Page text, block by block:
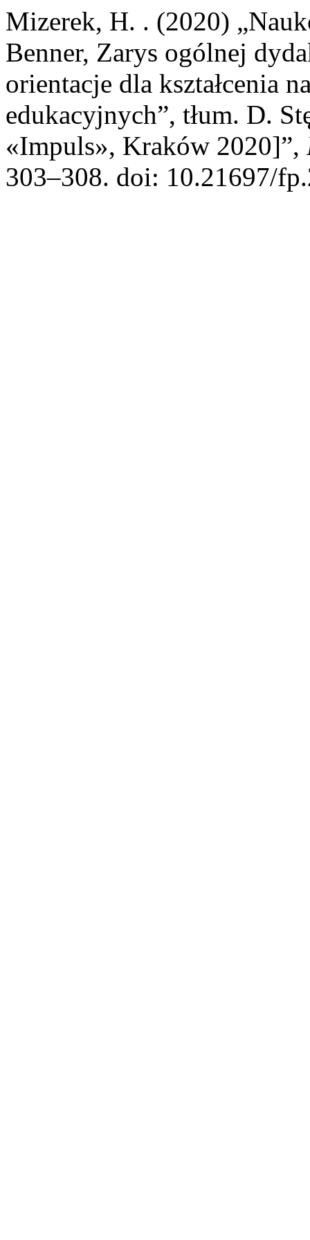
Mizerek, H. . (2020)
Benner, Zarys ogólnej
orientacje dla kształcenia
edukacyjnych”, tłum. D.
«Impuls», Kraków 2020]”,
303–308. doi: 10.21697/